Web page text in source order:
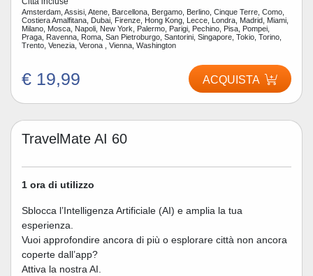
Amsterdam, Assisi, Atene, Barcellona, Bergamo, Berlino, Cinque Terre, Como,
Costiera Amalfitana, Dubai, Firenze, Hong Kong, Lecce, Londra, Madrid, Miami,
Milano, Mosca, Napoli, New York, Palermo, Parigi, Pechino, Pisa, Pompei,
Praga, Ravenna, Roma, San Pietroburgo, Santorini, Singapore, Tokio, Torino,
Trento, Venezia, Verona , Vienna, Washington
€ 19,99 ACQUISTA
TravelMate AI 60
1 ora di utilizzo
Sblocca l’Intelligenza Artificiale (AI) e amplia la tua
esperienza.
Vuoi approfondire ancora di più o esplorare città non ancora
coperte dall’app?
Attiva la nostra AI.